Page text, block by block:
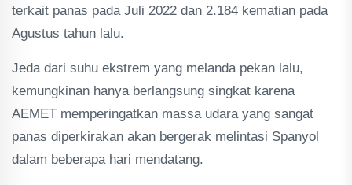
terkait panas pada Juli 2022 dan 2.184 kematian pada
Agustus tahun lalu.
Jeda dari suhu ekstrem yang melanda pekan lalu,
kemungkinan hanya berlangsung singkat karena
AEMET memperingatkan massa udara yang sangat
panas diperkirakan akan bergerak melintasi Spanyol
dalam beberapa hari mendatang.